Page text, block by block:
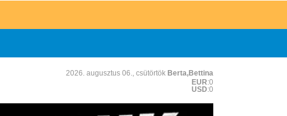
2026. augusztus 06., csütörtök Berta,Bettina
EUR:0
USD:0